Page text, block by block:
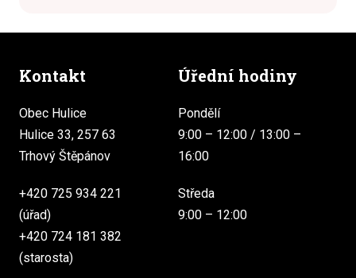
Kontakt
Obec Hulice
Hulice 33, 257 63
Trhový Štěpánov
+420 725 934 221
(úřad)
+420 724 181 382
(starosta)
Úřední hodiny
Pondělí
9:00 – 12:00 / 13:00 –
16:00
Středa
9:00 – 12:00